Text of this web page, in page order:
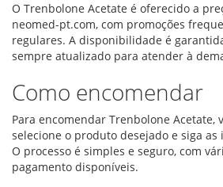
O Trenbolone Acetate é oferecido a
neomed-pt.com, com promoções
regulares. A disponibilidade é
sempre atualizado para atender à
Como encomendar
Para encomendar Trenbolone Acetate,
selecione o produto desejado e siga
O processo é simples e seguro, com
pagamento disponíveis.